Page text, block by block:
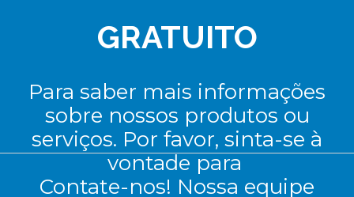
GRATUITO
Para saber mais informações
sobre nossos produtos ou
serviços. Por favor, sinta-se à
vontade para
Contate-nos! Nossa equipe